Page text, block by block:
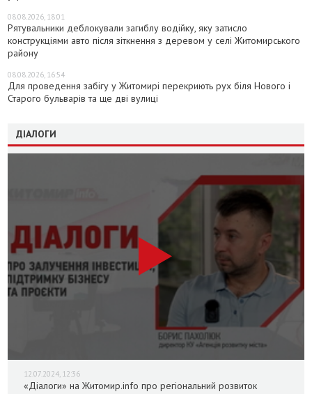
08.08.2026, 18:01
Рятувальники деблокували загиблу водійку, яку затисло
конструкціями авто після зіткнення з деревом у селі Житомирського
району
08.08.2026, 16:54
Для проведення забігу у Житомирі перекриють рух біля Нового і
Старого бульварів та ще дві вулиці
ДІАЛОГИ
12.07.2024, 12:36
«Діалоги» на Житомир.info про регіональний розвиток